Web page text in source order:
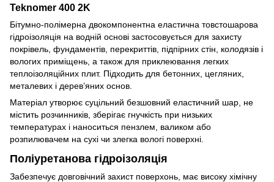
Teknomer 400 2K
Бітумно-полімерна двокомпонентна еластична товстошарова
гідроізоляція на водній основі застосовується для захисту
покрівель, фундаментів, перекриттів, підпірних стін, колодязів і
вологих приміщень, а також для приклеювання легких
теплоізоляційних плит. Підходить для бетонних, цегляних,
металевих і дерев’яних основ.
Матеріал утворює суцільний безшовний еластичний шар, не
містить розчинників, зберігає гнучкість при низьких
температурах і наноситься пензлем, валиком або
розпилювачем на сухі чи злегка вологі поверхні.
Поліуретанова гідроізоляція
Забезпечує довговічний захист поверхонь, має високу хімічну